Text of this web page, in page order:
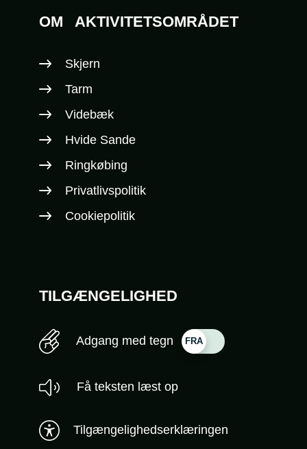
OM AKTIVITETSOMRÅDET
Skjern
Tarm
Videbæk
Hvide Sande
Ringkøbing
Privatlivspolitik
Cookiepolitik
TILGÆNGELIGHED
Adgang med tegn
Få teksten læst op
Tilgængelighedserklæringen